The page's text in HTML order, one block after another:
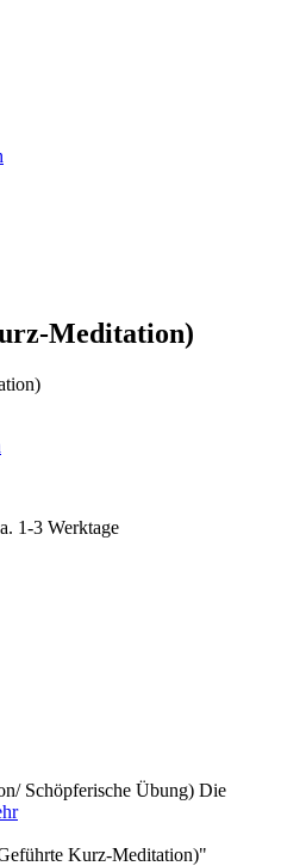
Meditation)
1-3 Werktage
Schöpferische Übung) Die
Kurz-Meditation)"